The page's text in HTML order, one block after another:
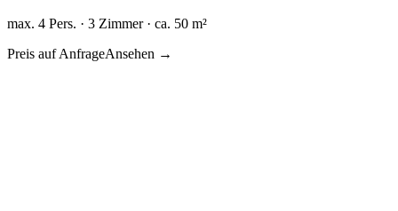
max. 4 Pers. · 3 Zimmer · ca. 50 m²
Preis auf AnfrageAnsehen →